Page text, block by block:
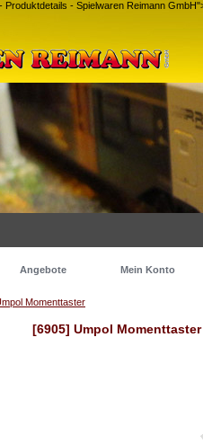
Produktdetails - Spielwaren Reimann
Angebote Mein Konto
Momenttaster
[6905] Umpol Momenttaster